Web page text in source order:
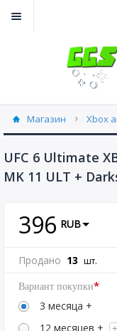
Магазин Xbox
UFC 6 Ultimate
MK 11 ULT +
396 RUB
Продано 13 шт.
Вариант покупки*
3 месяца +
12 месяцев +